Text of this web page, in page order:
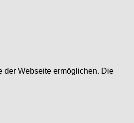
der Webseite ermöglichen. Die